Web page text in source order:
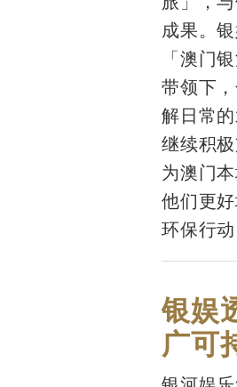
成果。
「澳门
带领下
解日常
继续积
为澳门
他们更
环保行
银娱
广可